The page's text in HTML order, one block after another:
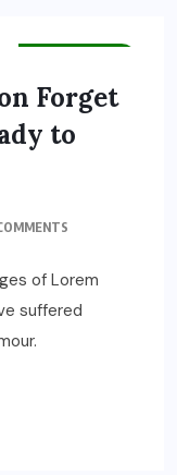
Forget
to
of Lorem
suffered